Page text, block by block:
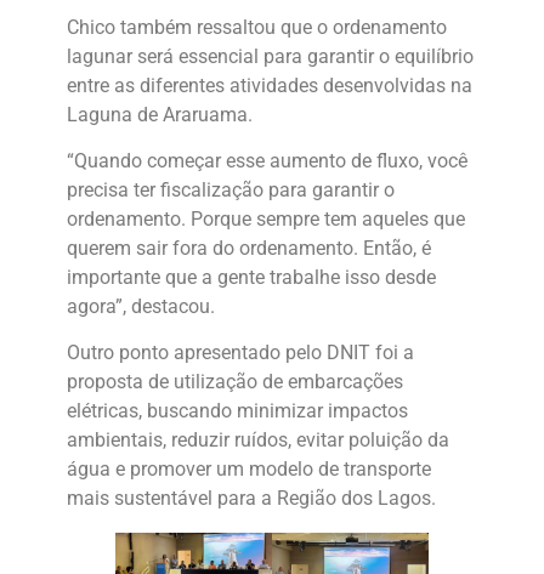
Chico também ressaltou que o ordenamento
lagunar será essencial para garantir o equilíbrio
entre as diferentes atividades desenvolvidas na
Laguna de Araruama.
“Quando começar esse aumento de fluxo, você
precisa ter fiscalização para garantir o
ordenamento. Porque sempre tem aqueles que
querem sair fora do ordenamento. Então, é
importante que a gente trabalhe isso desde
agora”, destacou.
Outro ponto apresentado pelo DNIT foi a
proposta de utilização de embarcações
elétricas, buscando minimizar impactos
ambientais, reduzir ruídos, evitar poluição da
água e promover um modelo de transporte
mais sustentável para a Região dos Lagos.